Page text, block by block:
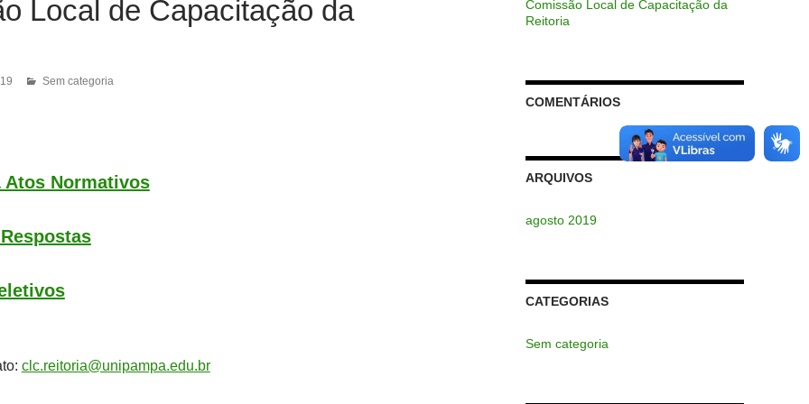
Local de Capacitação da
Sem categoria
Atos Normativos
clc.reitoria@unipampa.edu.br
Comissão Local de Capacitação da
Reitoria
COMENTÁRIOS
ARQUIVOS
agosto 2019
CATEGORIAS
Sem categoria